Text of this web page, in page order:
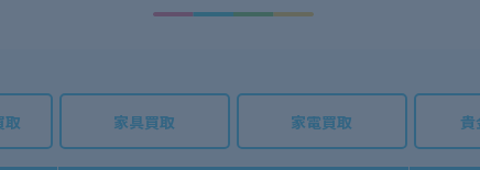
取 家具買取 家電買取 貴